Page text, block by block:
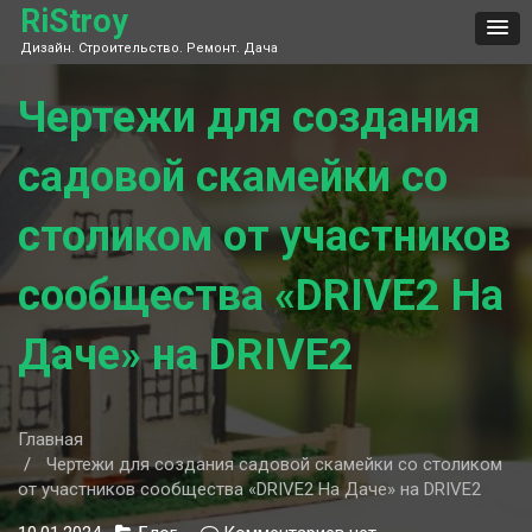
Skip
content
RiStroy
Дизайн. Строительство. Ремонт. Дача
Чертежи для создания
садовой скамейки со
столиком от участников
сообщества «DRIVE2 На
Даче» на DRIVE2
Главная
Чертежи для создания садовой скамейки со столиком
от участников сообщества «DRIVE2 На Даче» на DRIVE2